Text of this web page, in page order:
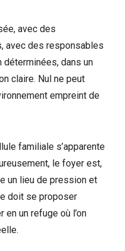
avec des
avec des responsables
dans un
claire. Nul ne peut
empreint de
familiale s’apparente
le foyer est,
un lieu de pression et
doit se proposer
en un refuge où l’on